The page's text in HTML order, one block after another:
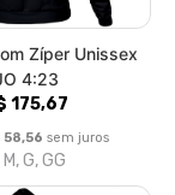
Ziper Unissex
154,67